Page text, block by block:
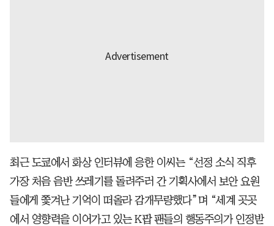
최근 도쿄에서 화상 인터뷰에 응한 이씨는 “선정 소식 직후
가장 처음 음반 쓰레기를 돌려주러 간 기획사에서 보안 요원
들에게 쫓겨난 기억이 떠올라 감개무량했다”며 “세계 곳곳
에서 영향력을 이어가고 있는 K팝 팬들의 행동주의가 인정받